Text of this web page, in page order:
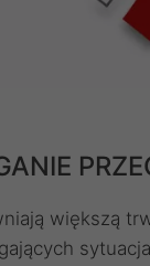
większą